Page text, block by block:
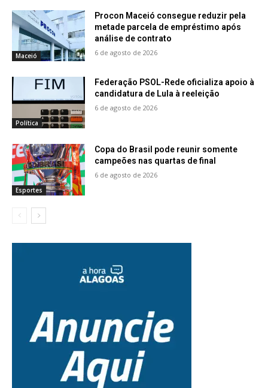
Maceió
Procon Maceió consegue reduzir pela
metade parcela de empréstimo após
análise de contrato
6 de agosto de 2026
Política
Federação PSOL-Rede oficializa apoio à
candidatura de Lula à reeleição
6 de agosto de 2026
Esportes
Copa do Brasil pode reunir somente
campeões nas quartas de final
6 de agosto de 2026